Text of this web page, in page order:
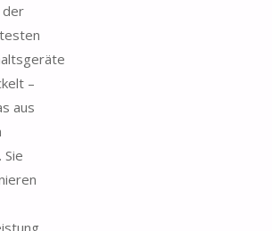
der
–
aus
Sie